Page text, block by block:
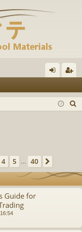
イ ザ
40
4 5 40
Guide for